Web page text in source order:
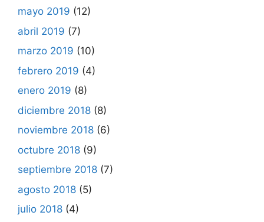
mayo 2019 (12)
abril 2019 (7)
marzo 2019 (10)
febrero 2019 (4)
enero 2019 (8)
diciembre 2018 (8)
noviembre 2018 (6)
octubre 2018 (9)
septiembre 2018 (7)
agosto 2018 (5)
julio 2018 (4)